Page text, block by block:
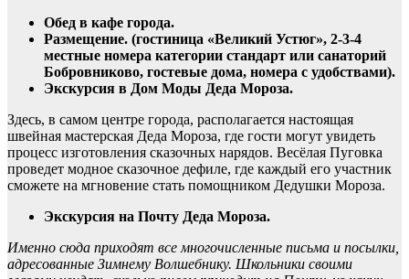
Обед в кафе города.
Размещение. (гостиница «Великий Устюг», 2-3-4
местные номера категории стандарт или санаторий
Бобровниково, гостевые дома, номера с удобствами).
Экскурсия в Дом Моды Деда Мороза.
Здесь, в самом центре города, располагается настоящая
швейная мастерская Деда Мороза, где гости могут увидеть
процесс изготовления сказочных нарядов. Весёлая Пуговка
проведет модное сказочное дефиле, где каждый его участник
сможете на мгновение стать помощником Дедушки Мороза.
Экскурсия на Почту Деда Мороза.
Именно сюда приходят все многочисленные письма и посылки,
адресованные Зимнему Волшебнику. Школьники своими